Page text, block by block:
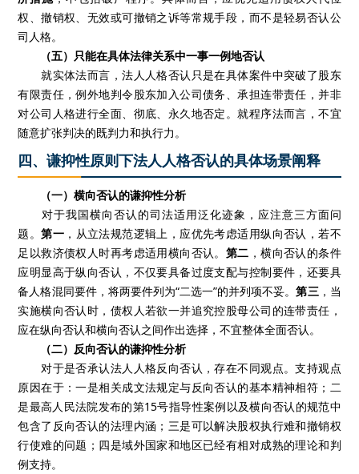
权、撤销权、无效或可撤销之诉等常规手段，而不是轻易否认公
司人格。
（五）只能在具体法律关系中一事一例地否认
就实体法而言，法人人格否认只是在具体案件中突破了股东
有限责任，例外地判令股东加入公司债务、承担连带责任，并非
对公司人格进行全面、彻底、永久地否定。就程序法而言，不宜
随意扩张判决的既判力和执行力。
四、谦抑性原则下法人人格否认的具体场景阐释
（一）横向否认的谦抑性分析
对于我国横向否认的司法适用泛化迹象，应注意三方面问
题。第一 ，从立法规范逻辑上，应优先考虑适用纵向否认，若不
足以救济债权人时再考虑适用横向否认。 第二 ，横向否认的条件
应明显高于纵向否认，不仅要具备过度支配与控制要件，还要具
备人格混同要件，将两要件列为“二选一”的并列项不妥。第三，当
实施横向否认时，债权人若欲一并追究控股母公司的连带责任，
应在纵向否认和横向否认之间作出选择，不宜整体全面否认。
（二）反向否认的谦抑性分析
对于是否承认法人人格反向否认，存在不同观点。支持观点
原因在于：一是相关成文法规定与反向否认的基本精神相符；二
是最高人民法院发布的第15号指导性案例以及横向否认的规范中
包含了反向否认的法理内涵；三是可以解决股权执行难和撤销权
行使难的问题；四是域外国家和地区已经有相对成熟的理论和判
例支持。